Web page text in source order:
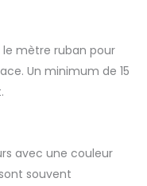
le mètre ruban pour
Un minimum de 15
avec une couleur
souvent